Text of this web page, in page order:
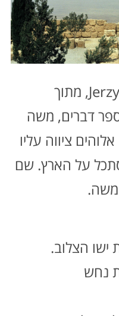
דברים, משה
ציווה עליו
על הארץ. שם
משה.
ישו הצלוב.
נחש